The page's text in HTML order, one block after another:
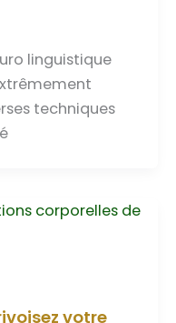
linguistique
techniques
votre